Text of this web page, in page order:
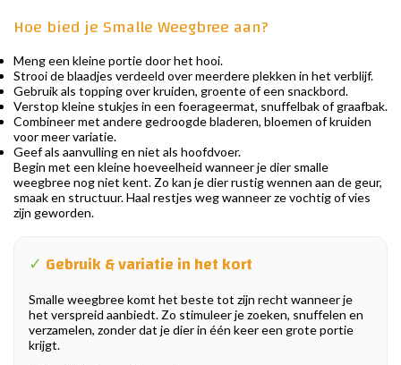
Hoe bied je Smalle Weegbree aan?
Meng een kleine portie door het hooi.
Strooi de blaadjes verdeeld over meerdere plekken in het verblijf.
Gebruik als topping over kruiden, groente of een snackbord.
Verstop kleine stukjes in een foerageermat, snuffelbak of graafbak.
Combineer met andere gedroogde bladeren, bloemen of kruiden
voor meer variatie.
Geef als aanvulling en niet als hoofdvoer.
Begin met een kleine hoeveelheid wanneer je dier smalle
weegbree nog niet kent. Zo kan je dier rustig wennen aan de geur,
smaak en structuur. Haal restjes weg wanneer ze vochtig of vies
zijn geworden.
✓ Gebruik & variatie in het kort
Smalle weegbree komt het beste tot zijn recht wanneer je
het verspreid aanbiedt. Zo stimuleer je zoeken, snuffelen en
verzamelen, zonder dat je dier in één keer een grote portie
krijgt.